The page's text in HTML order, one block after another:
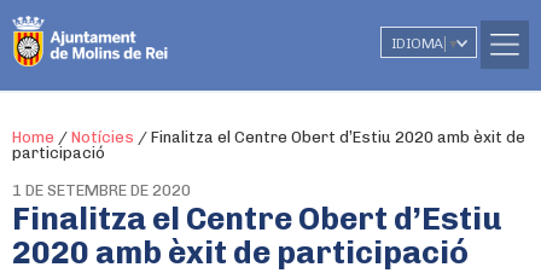
IDIOMA ▼
Home / Notícies / Finalitza el Centre Obert d’Estiu 2020 amb èxit de
participació
1 DE SETEMBRE DE 2020
Finalitza el Centre Obert d’Estiu
2020 amb èxit de participació